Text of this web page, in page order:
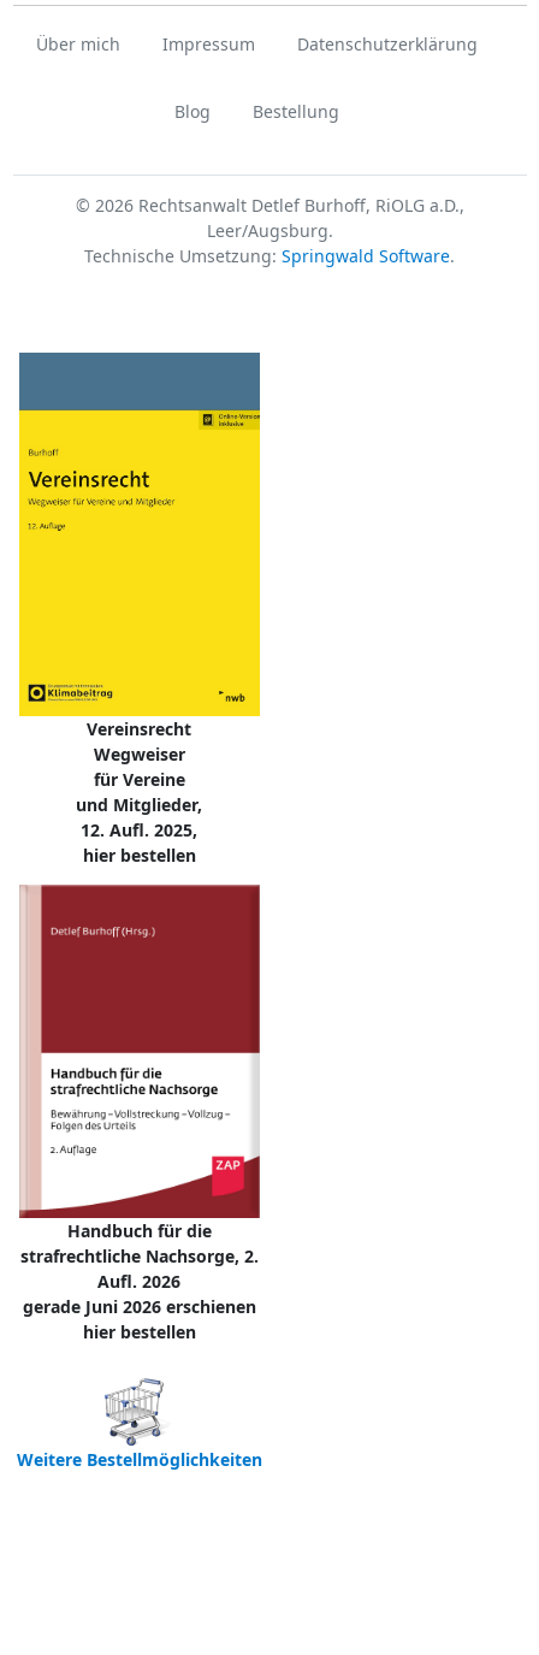
Über mich Impressum Datenschutzerklärung
Blog Bestellung
© 2026 Rechtsanwalt Detlef Burhoff, RiOLG a.D.,
Leer/Augsburg.
Technische Umsetzung: Springwald Software.
Vereinsrecht
Wegweiser
für Vereine
und Mitglieder,
12. Aufl. 2025,
hier bestellen
Handbuch für die
strafrechtliche Nachsorge, 2.
Aufl. 2026
gerade Juni 2026 erschienen
hier bestellen
Weitere Bestellmöglichkeiten